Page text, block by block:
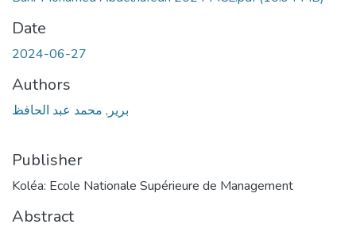
Date
2024-06-27
Authors
برير, محمد عبد الحافظ
Publisher
Koléa: Ecole Nationale Supérieure de Management
Abstract